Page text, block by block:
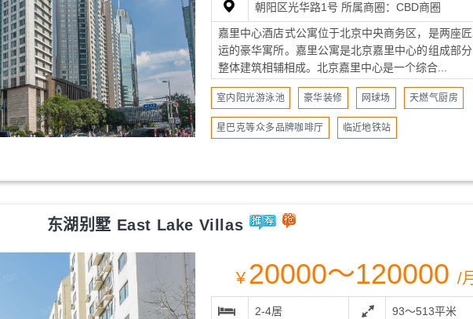
朝阳区光华路1号 所属商圈：CBD商圈
嘉里中心酒店式公寓位于北京中央商务区，是两座
运的豪华寓所。嘉里公寓是北京嘉里中心的组成部
整体建筑相辅相成。北京嘉里中心是一个综合...
室内阳光游泳池 豪华装修 网球场 天燃气厨房
星巴克等众多品牌咖啡厅 临近地铁站
东湖别墅 East Lake Villas
￥ 20000～120000 /
2-4居 93～513平米